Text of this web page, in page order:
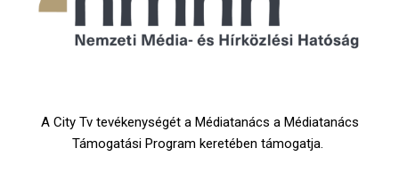
A City Tv tevékenységét a Médiatanács a Médiatanács
Támogatási Program keretében támogatja.